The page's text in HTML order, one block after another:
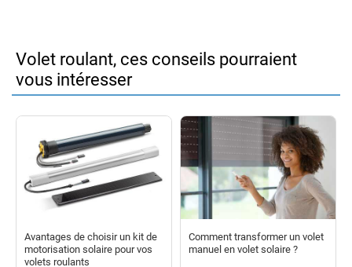
Volet roulant, ces conseils pourraient
vous intéresser
Avantages de choisir un kit de
motorisation solaire pour vos
volets roulants
Comment transformer un volet
manuel en volet solaire ?